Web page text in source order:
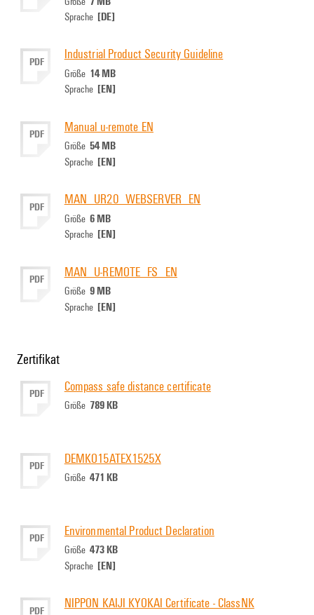
Sprache [DE]
PDF Industrial Product Security Guideline
Größe 14 MB
Sprache [EN]
PDF Manual u-remote EN
Größe 54 MB
Sprache [EN]
PDF MAN_UR20_WEBSERVER_EN
Größe 6 MB
Sprache [EN]
PDF MAN_U-REMOTE_FS_EN
Größe 9 MB
Sprache [EN]
Zertifikat
PDF Compass safe distance certificate
Größe 789 KB
PDF DEMKO15ATEX1525X
Größe 471 KB
PDF Environmental Product Declaration
Größe 473 KB
Sprache [EN]
PDF NIPPON KAIJI KYOKAI Certificate - ClassNK